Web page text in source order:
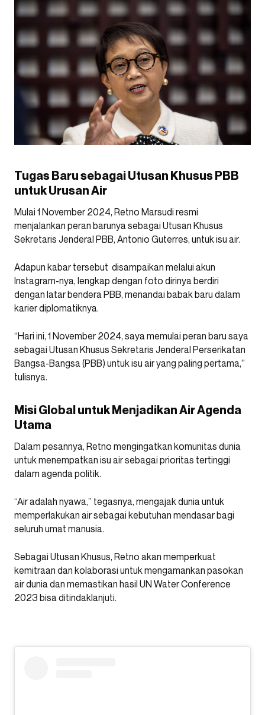
Tugas Baru sebagai Utusan Khusus PBB
untuk Urusan Air
Mulai 1 November 2024, Retno Marsudi resmi
menjalankan peran barunya sebagai Utusan Khusus
Sekretaris Jenderal PBB, Antonio Guterres, untuk isu air.
Adapun kabar tersebut disampaikan melalui akun
Instagram-nya, lengkap dengan foto dirinya berdiri
dengan latar bendera PBB, menandai babak baru dalam
karier diplomatiknya.
“Hari ini, 1 November 2024, saya memulai peran baru saya
sebagai Utusan Khusus Sekretaris Jenderal Perserikatan
Bangsa-Bangsa (PBB) untuk isu air yang paling pertama,”
tulisnya.
Misi Global untuk Menjadikan Air Agenda
Utama
Dalam pesannya, Retno mengingatkan komunitas dunia
untuk menempatkan isu air sebagai prioritas tertinggi
dalam agenda politik.
“Air adalah nyawa,” tegasnya, mengajak dunia untuk
memperlakukan air sebagai kebutuhan mendasar bagi
seluruh umat manusia.
Sebagai Utusan Khusus, Retno akan memperkuat
kemitraan dan kolaborasi untuk mengamankan pasokan
air dunia dan memastikan hasil UN Water Conference
2023 bisa ditindaklanjuti.